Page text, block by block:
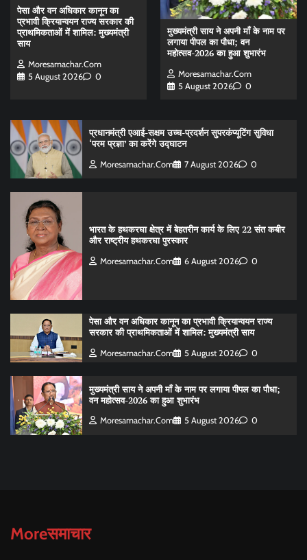
पेसा और वन अधिकार कानून का
प्रभावी क्रियान्वयन राज्य सरकार की
प्राथमिकताओं में शामिल: मुख्यमंत्री
साय
Moresamachar.com
5 August 2026
0
मुख्यमंत्री साय ने अपनी माँ के नाम पर
लगाया पीपल का पौधा; वन
महोत्सव-2026 का हुआ शुभारंभ
Moresamachar.com
5 August 2026
0
प्रधानमंत्री एआई-सक्षम उच्च-प्रदर्शन सुपरकंप्यूटिंग सुविधा
‘परम प्रज्ञा’ का करेंगे उद्घाटन
Moresamachar.com 7 August 2026 0
भारत के हथकरघा क्षेत्र में बेहतरीन कार्य के लिए 22 संत कबीर
और राष्ट्रीय हथकरघा पुरस्कार
Moresamachar.com 6 August 2026 0
पेसा और वन अधिकार कानून का प्रभावी क्रियान्वयन राज्य
सरकार की प्राथमिकताओं में शामिल: मुख्यमंत्री साय
Moresamachar.com 5 August 2026 0
मुख्यमंत्री साय ने अपनी माँ के नाम पर लगाया पीपल का पौधा;
वन महोत्सव-2026 का हुआ शुभारंभ
Moresamachar.com 5 August 2026 0
Moreसमाचार